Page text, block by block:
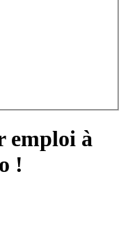
emploi à
!